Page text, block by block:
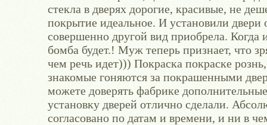
стекла в дверях дорогие, красивые, не
покрытие идеальное. И установили двери
совершенно другой вид приобрела.
бомба будет.! Муж теперь признает, что
чем речь идет))) Покраска покраске
знакомые гоняются за покрашенными
можете доверять фабрике
установку дверей отлично сделали.
согласовано по датам и времени, и ни в